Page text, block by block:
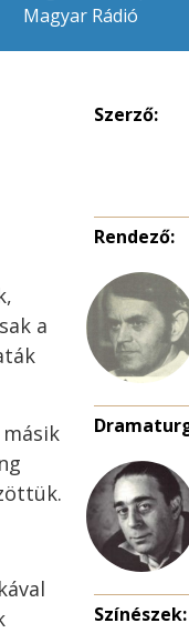
Magyar Rádió
a
Szerző:
Rendező:
Színészek: